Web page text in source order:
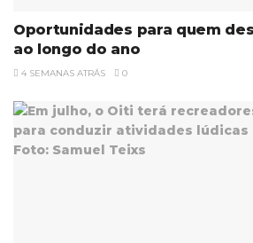
Oportunidades para quem
ao longo do ano
4 SEMANAS ATRÁS 0